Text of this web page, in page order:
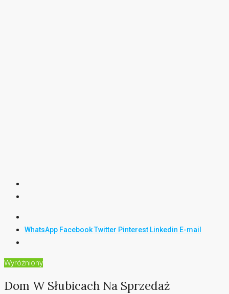
WhatsApp FacebookTwitter Pinterest Linkedin E-mail
Wyróżniony
Dom W Słubicach Na Sprzedaż